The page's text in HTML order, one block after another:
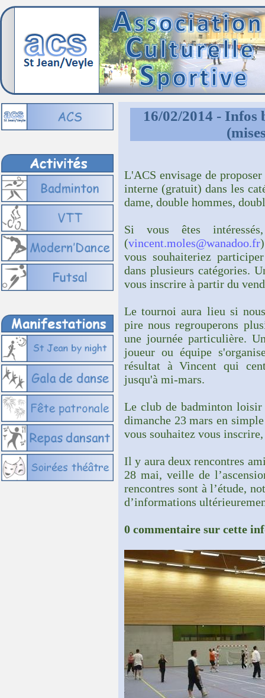
16/02/2014 -
L'ACS envisage de
interne (gratuit) dans les
dame, double hommes,
Si vous êtes
(vincent.moles@wanadoo.fr
vous souhaiteriez
dans plusieurs catégories.
vous inscrire à partir du
Le tournoi aura lieu si
pire nous regrouperons
une journée particulière.
joueur ou équipe
résultat à Vincent qui
jusqu'à mi-mars.
Le club de badminton
dimanche 23 mars en
vous souhaitez vous
Il y aura deux rencontres
28 mai, veille de
rencontres sont à l’étude,
d’informations
0 commentaire sur cette